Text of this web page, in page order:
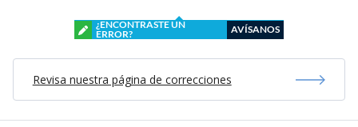
¿ENCONTRASTE UN
ERROR?
AVÍSANOS
Revisa nuestra página de correcciones